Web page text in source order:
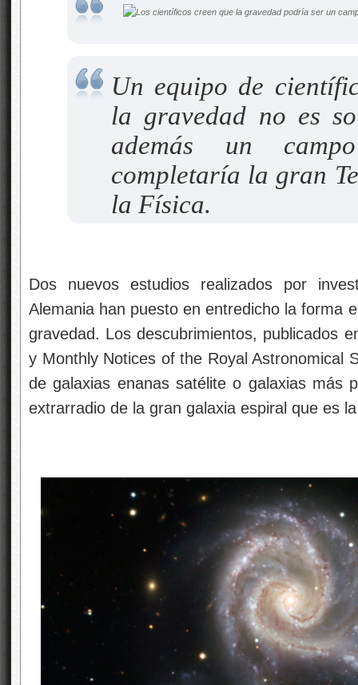
Un equipo de
la gravedad no es
además un
completaría la gran
la Física.
Dos nuevos estudios realizados por
Alemania han puesto en entredicho la forma
gravedad. Los descubrimientos, publicados
y Monthly Notices of the Royal Astronomical
de galaxias enanas satélite o galaxias más
extrarradio de la gran galaxia espiral que es